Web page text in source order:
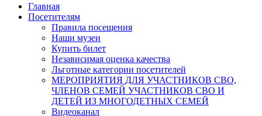
Главная
Посетителям
Правила посещения
Наши музеи
Купить билет
Независимая оценка качества
Льготные категории посетителей
МЕРОПРИЯТИЯ ДЛЯ УЧАСТНИКОВ СВО,
ЧЛЕНОВ СЕМЕЙ УЧАСТНИКОВ СВО И
ДЕТЕЙ ИЗ МНОГОДЕТНЫХ СЕМЕЙ
Видеоканал